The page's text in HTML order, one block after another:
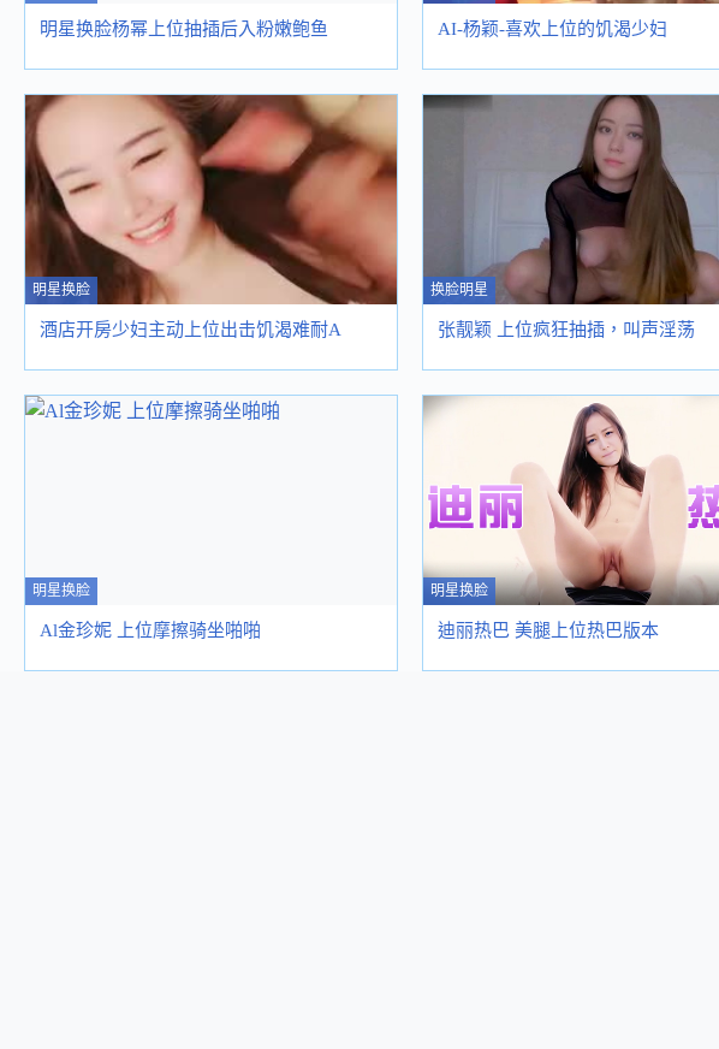
明星换脸杨幂上位抽插后入粉嫩鲍鱼 AI-杨颖-喜欢上位的饥渴少妇
明星换脸
酒店开房少妇主动上位出击饥渴难耐A
换脸明星
张靓颖 上位疯狂抽插，叫声淫荡
明星换脸
Al金珍妮 上位摩擦骑坐啪啪
明星换脸
迪丽热巴 美腿上位热巴版本